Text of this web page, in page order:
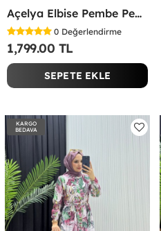
Açelya Elbise Pembe Pembe
0 Değerlendirme
1,799.00 TL
SEPETE EKLE
KARGO
BEDAVA